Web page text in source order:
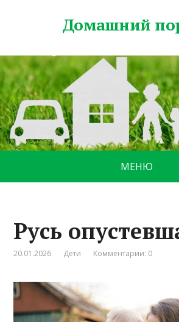
Домашний
МЕНЮ
Русь
20.01.2026 Дети Комментарии: 0